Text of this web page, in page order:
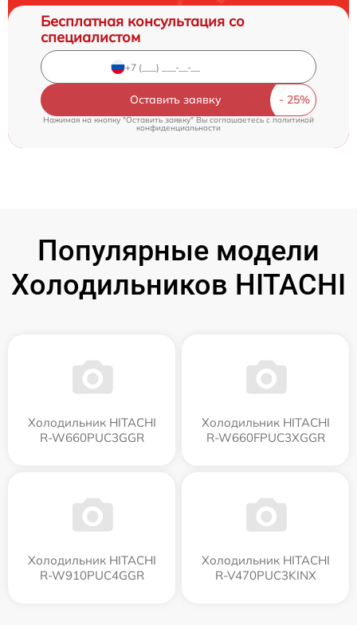
Бесплатная консультация со
специалистом
Оставить заявку
Нажимая на кнопку "Оставить заявку" Вы соглашаетесь cполитикой
конфиденциальности
Популярные модели
Холодильников HITACHI
Холодильник HITACHI
R-W660PUC3GGR
Холодильник HITACHI
R-W660FPUC3XGGR
Холодильник HITACHI
R-W910PUC4GGR
Холодильник HITACHI
R-V470PUC3KINX